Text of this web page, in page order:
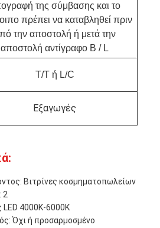
της σύμβασης και το
πρέπει να καταβληθεί πριν
την αποστολή ή μετά την
αποστολή αντίγραφο B / L
T/T ή L/C
Εξαγωγές
Βιτρίνες κοσμηματοπωλείων
2
4000K-6000K
Όχι ή προσαρμοσμένο